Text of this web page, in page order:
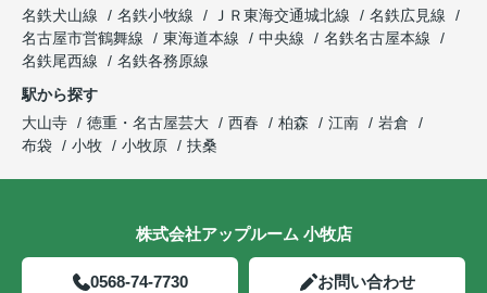
名鉄犬山線
名鉄小牧線 ＪＲ東海交通城北線
名鉄広見線
名古屋市営鶴舞線
東海道本線 中央線
名鉄名古屋本線
名鉄尾西線
名鉄各務原線
駅から探す
大山寺
徳重・名古屋芸大 西春 柏森 江南
岩倉
布袋
小牧 小牧原 扶桑
株式会社アップルーム 小牧店
0568-74-7730 お問い合わせ